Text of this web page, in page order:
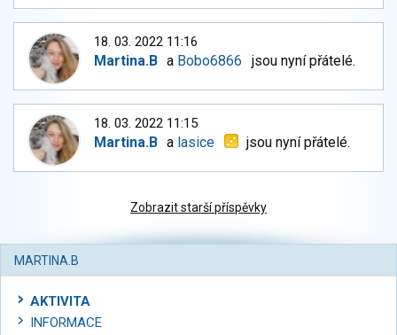
18. 03. 2022 11:16
Martina.B a Bobo6866 jsou nyní přátelé.
18. 03. 2022 11:15
Martina.B a lasice jsou nyní přátelé.
Zobrazit starší příspěvky
MARTINA.B
AKTIVITA
INFORMACE